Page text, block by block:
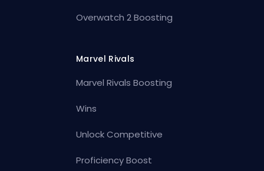
Overwatch 2 Boosting
Marvel Rivals
Marvel Rivals Boosting
Wins
Unlock Competitive
Proficiency Boost